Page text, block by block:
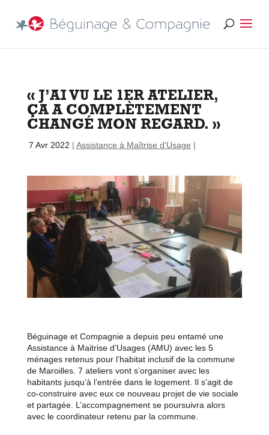
« J’AI VU LE 1ER ATELIER,
ÇA A COMPLÈTEMENT
CHANGÉ MON REGARD. »
7 Avr 2022 | Assistance à Maîtrise d'Usage |
Béguinage et Compagniea depuis peu entamé une
Assistance à Maitrise d’Usages (AMU) avec les 5
ménages retenus pour l’habitat inclusif de la commune
de Maroilles. 7 ateliers vont s’organiser avec les
habitants jusqu’à l’entrée dans le logement. Il s’agit de
co-construire avec eux ce nouveau projet de vie sociale
et partagée. L’accompagnement se poursuivra alors
avec le coordinateur retenu par la commune.